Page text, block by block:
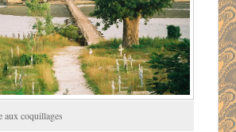
aux coquillages